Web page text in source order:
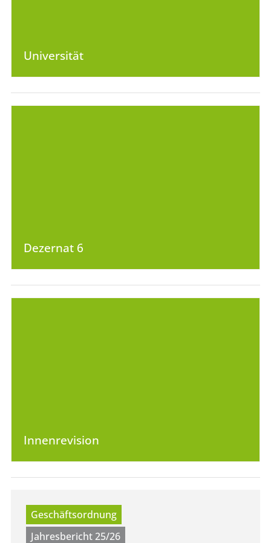
Universität
Dezernat 6
Innenrevision
Geschäftsordnung
Jahresbericht 25/26